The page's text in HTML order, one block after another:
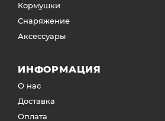
Кормушки
Снаряжение
Аксессуары
ИНФОРМАЦИЯ
О нас
Доставка
Оплата